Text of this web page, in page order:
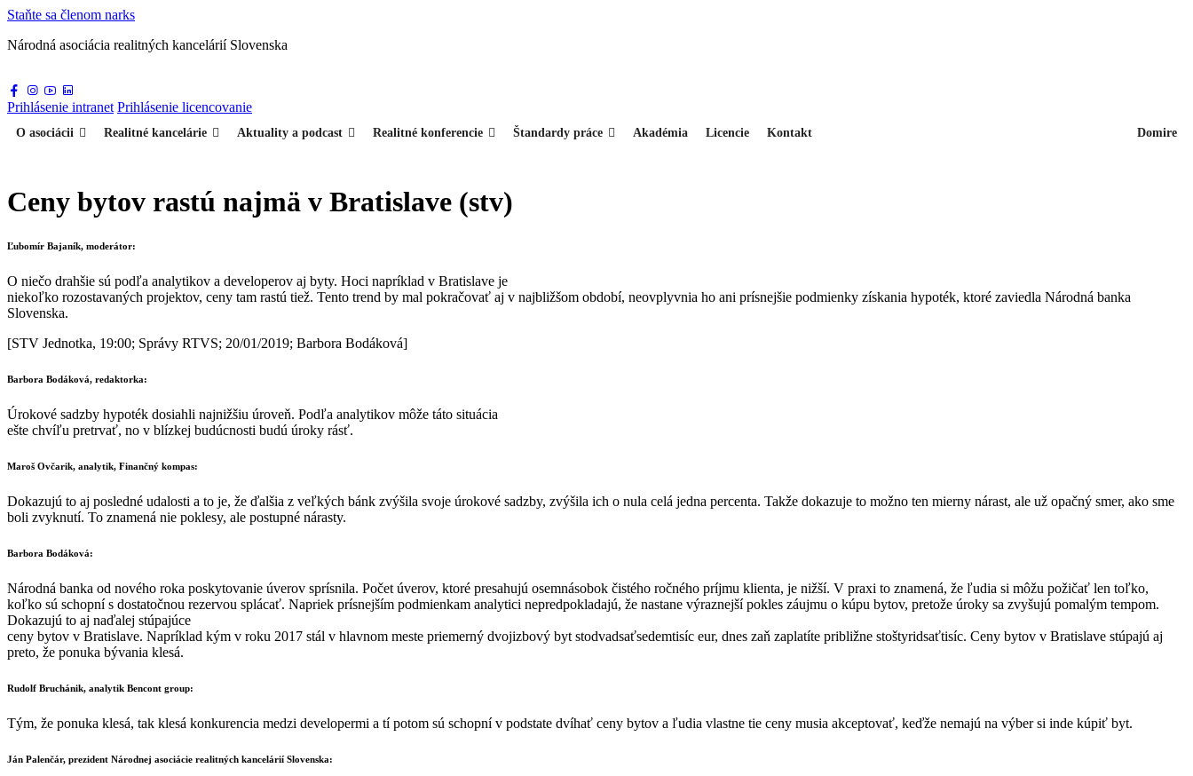
Staňte sa členom narks
Národná asociácia realitných kancelárií Slovenska
Prihlásenie intranet Prihlásenie licencovanie
O asociácii Realitné kancelárie Aktuality a podcast Realitné konferencie Štandardy práce Akadémia Licencie Kontakt Domire
Ceny bytov rastú najmä v Bratislave (stv)
Ľubomír Bajaník, moderátor:
O niečo drahšie sú podľa analytikov a developerov aj byty. Hoci napríklad v Bratislave je
niekoľko rozostavaných projektov, ceny tam rastú tiež. Tento trend by mal pokračovať aj v najbližšom období, neovplyvnia ho ani prísnejšie podmienky získania hypoték, ktoré zaviedla Národná banka
Slovenska.
[STV Jednotka, 19:00; Správy RTVS; 20/01/2019; Barbora Bodáková]
Barbora Bodáková, redaktorka:
Úrokové sadzby hypoték dosiahli najnižšiu úroveň. Podľa analytikov môže táto situácia
ešte chvíľu pretrvať, no v blízkej budúcnosti budú úroky rásť.
Maroš Ovčarik, analytik, Finančný kompas:
Dokazujú to aj posledné udalosti a to je, že ďalšia z veľkých bánk zvýšila svoje úrokové sadzby, zvýšila ich o nula celá jedna percenta. Takže dokazuje to možno ten mierny nárast, ale už opačný smer, ako sme
boli zvyknutí. To znamená nie poklesy, ale postupné nárasty.
Barbora Bodáková:
Národná banka od nového roka poskytovanie úverov sprísnila. Počet úverov, ktoré presahujú osemnásobok čistého ročného príjmu klienta, je nižší. V praxi to znamená, že ľudia si môžu požičať len toľko,
koľko sú schopní s dostatočnou rezervou splácať. Napriek prísnejším podmienkam analytici nepredpokladajú, že nastane výraznejší pokles záujmu o kúpu bytov, pretože úroky sa zvyšujú pomalým tempom.
Dokazujú to aj naďalej stúpajúce
ceny bytov v Bratislave. Napríklad kým v roku 2017 stál v hlavnom meste priemerný dvojizbový byt stodvadsaťsedemtisíc eur, dnes zaň zaplatíte približne stoštyridsaťtisíc. Ceny bytov v Bratislave stúpajú aj
preto, že ponuka bývania klesá.
Rudolf Bruchánik, analytik Bencont group:
Tým, že ponuka klesá, tak klesá konkurencia medzi developermi a tí potom sú schopní v podstate dvíhať ceny bytov a ľudia vlastne tie ceny musia akceptovať, keďže nemajú na výber si inde kúpiť byt.
Ján Palenčár, prezident Národnej asociácie realitných kancelárií Slovenska: